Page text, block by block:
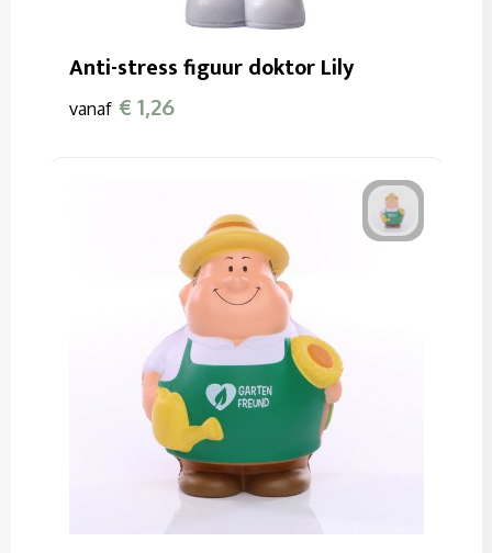
Anti-stress figuur doktor Lily
vanaf € 1,26